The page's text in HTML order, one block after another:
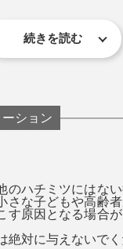
（UMF™ハニー
で、品質には信頼が
るのが、マオリ族を
情熱と、公正なフィ
受賞しています。
ゼンジ」ともに、
い甘さがありませ
、おいしくない
フをざわつかせた味
続きを読む
ション
のハチミツにはな
さな子どもや高齢
す原因となる場合
対に与えないでく